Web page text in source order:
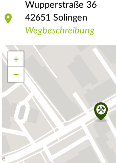
Wupperstraße 36
42651 Solingen
Wegbeschreibung
+
−